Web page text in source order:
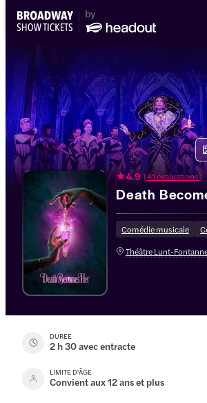
4.9 (41 évaluations)
Death
Comédie musicale
Théâtre Lunt-
DURÉE
2 h 30 avec entracte
LIMITE D'ÂGE
Convient aux 12 ans et plus